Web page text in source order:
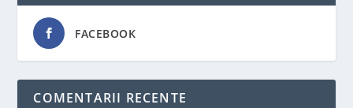
FACEBOOK
COMENTARII RECENTE